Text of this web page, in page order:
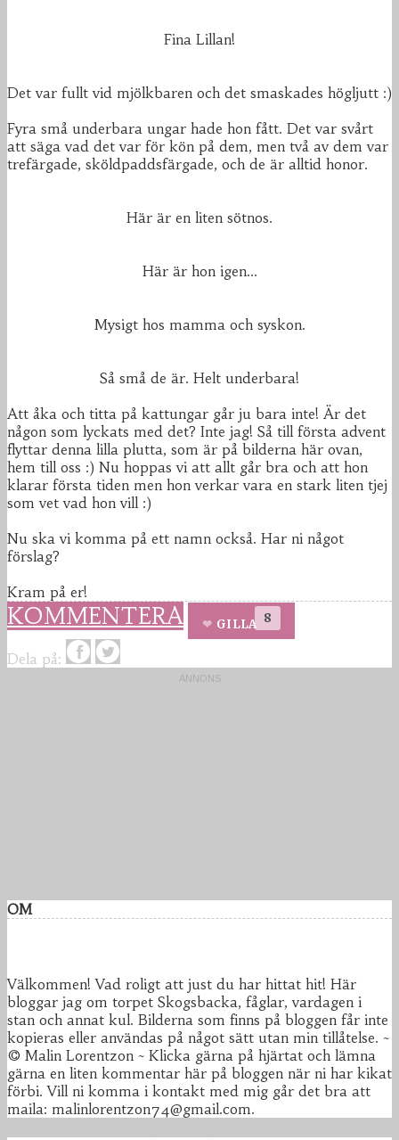
Fina Lillan!
Det var fullt vid mjölkbaren och det smaskades högljutt :)
Fyra små underbara ungar hade hon fått. Det var svårt
att säga vad det var för kön på dem, men två av dem var
trefärgade, sköldpaddsfärgade, och de är alltid honor.
Här är en liten sötnos.
Här är hon igen...
Mysigt hos mamma och syskon.
Så små de är. Helt underbara!
Att åka och titta på kattungar går ju bara inte! Är det
någon som lyckats med det? Inte jag! Så till första advent
flyttar denna lilla plutta, som är på bilderna här ovan,
hem till oss :) Nu hoppas vi att allt går bra och att hon
klarar första tiden men hon verkar vara en stark liten tjej
som vet vad hon vill :)
Nu ska vi komma på ett namn också. Har ni något
förslag?
Kram på er!
KOMMENTERA 8
GILLA
Dela på:
OM
Välkommen! Vad roligt att just du har hittat hit! Här
bloggar jag om torpet Skogsbacka, fåglar, vardagen i
stan och annat kul. Bilderna som finns på bloggen får inte
kopieras eller användas på något sätt utan min tillåtelse. ~
© Malin Lorentzon ~ Klicka gärna på hjärtat och lämna
gärna en liten kommentar här på bloggen när ni har kikat
förbi. Vill ni komma i kontakt med mig går det bra att
maila: malinlorentzon74@gmail.com.